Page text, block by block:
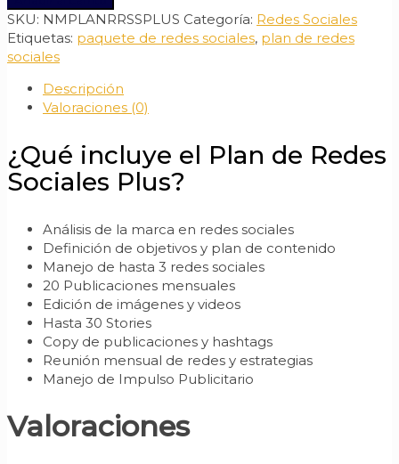
Redes
Sociales
-
cantidad
SKU: NMPLANRRSSPLUS Categoría: Redes Sociales
Etiquetas: paquete de redes sociales, plan de redes
sociales
Descripción
Valoraciones (0)
¿Qué incluye el Plan de Redes
Sociales Plus?
Análisis de la marca en redes sociales
Definición de objetivos y plan de contenido
Manejo de hasta 3 redes sociales
20 Publicaciones mensuales
Edición de imágenes y videos
Hasta 30 Stories
Copy de publicaciones y hashtags
Reunión mensual de redes y estrategias
Manejo de Impulso Publicitario
Valoraciones